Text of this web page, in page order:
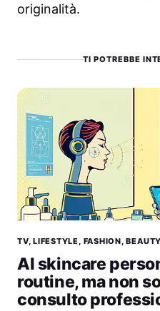
originalità.
TI POTREBBE
TV, LIFESTYLE, FASHION,
AI skincare
routine, ma non
consulto